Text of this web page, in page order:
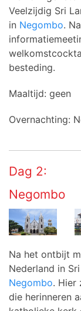
Veelzijdig Sri
in Negombo.
besteding.
Maaltijd: geen
Overnachting:
Dag 2:
Negombo
Na het ontbijt
Nederland in
Negombo. Hier
die herinneren